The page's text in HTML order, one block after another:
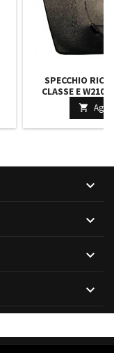
SPECCHIO
CLASSE E W210
DESTRO



